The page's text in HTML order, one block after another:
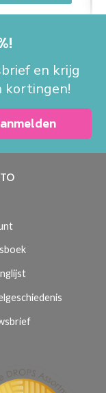
en krijg
kortingen!